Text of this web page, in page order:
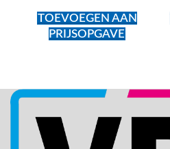
TOEVOEGEN AAN
PRIJSOPGAVE